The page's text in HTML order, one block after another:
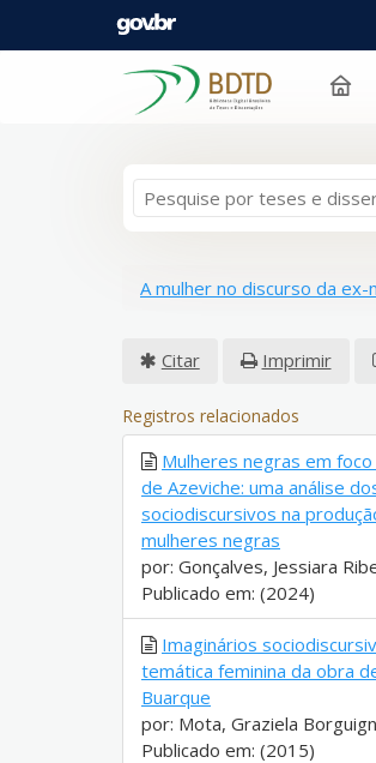
Pular para o conteúdo
A mulher no discurso da ex-
Citar Imprimir
Registros relacionados
Mulheres negras em
de Azeviche: uma análise
sociodiscursivos na
mulheres negras
por: Gonçalves, Jessiara
Publicado em: (2024)
Imaginários
temática feminina da obra
Buarque
por: Mota, Graziela
Publicado em: (2015)